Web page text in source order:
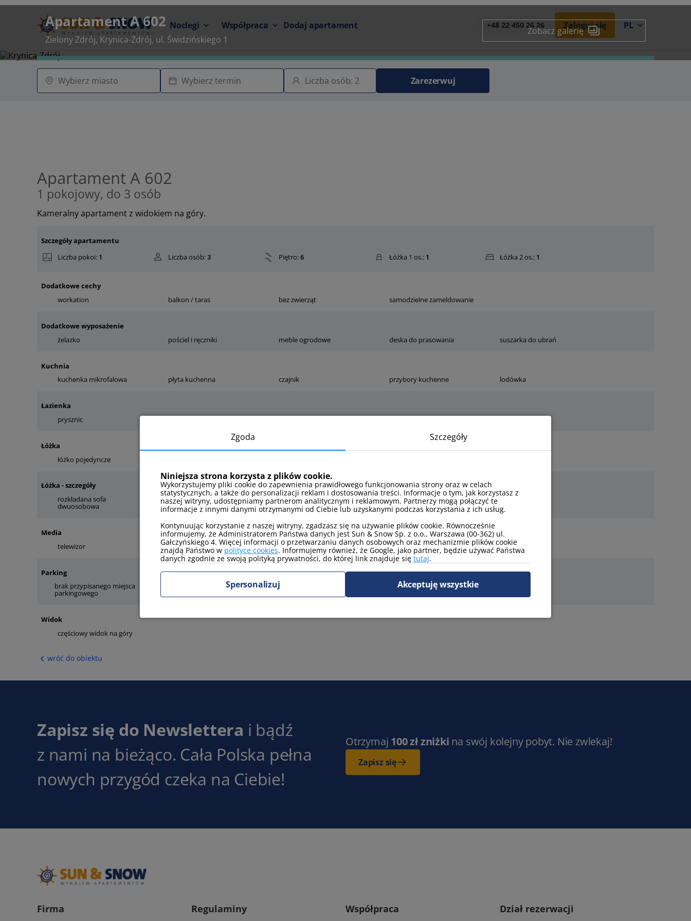
Noclegi Współpraca Dodaj apartament +48 22 450 26 26 Zaloguj się PL
Apartament A 602
Zielony Zdrój, Krynica-Zdrój, ul. Świdzińskiego 1
Zobacz galerię
Zarezerwuj
Apartament A 602
1 pokojowy, do 3 osób
Kameralny apartament z widokiem na góry.
Szczegóły apartamentu
Liczba pokoi: 1 Liczba osób:3 Piętro:6 Łóżka 1 os.: 1 Łóżka 2 os.: 1
Dodatkowe cechy
workation
balkon / taras bez zwierząt samodzielne zameldowanie
Dodatkowe wyposażenie
żelazko
pościel i ręczniki meble ogrodowe deska do prasowania suszarka do ubrań
Kuchnia
kuchenka mikrofalowa
płyta kuchenna czajnik przybory kuchenne lodówka
Łazienka
prysznic
Łóżka
łóżko pojedyncze
Łóżka - szczegóły
rozkładana sofa
dwuosobowa
Media
telewizor
internet TV kablowa/satelitarna
Parking
brak przypisanego miejsca
parkingowego
Widok
częściowy widok na góry
wróć do obiektu
Zapisz się do Newslettera i bądź
z nami na bieżąco. Cała Polska pełna
nowych przygód czeka na Ciebie!
Otrzymaj 100 zł zniżki na swój kolejny pobyt. Nie zwlekaj!
Zapisz się
Firma Regulaminy Współpraca Dział rezerwacji
Zgoda Szczegóły
Niniejsza strona korzysta z plików cookie.
Wykorzystujemy pliki cookie do zapewnienia prawidłowego funkcjonowania strony oraz w celach
statystycznych, a także do personalizacji reklam i dostosowania treści. Informacje o tym, jak korzystasz z
naszej witryny, udostępniamy partnerom analitycznym i reklamowym. Partnerzy mogą połączyć te
informacje z innymi danymi otrzymanymi od Ciebie lub uzyskanymi podczas korzystania z ich usług.
Kontynuując korzystanie z naszej witryny, zgadzasz się na używanie plików cookie. Równocześnie
informujemy, że Administratorem Państwa danych jest Sun & Snow Sp. z o.o., Warszawa (00-362) ul.
Gałczyńskiego 4. Więcej informacji o przetwarzaniu danych osobowych oraz mechanizmie plików cookie
znajdą Państwo w polityce cookies. Informujemy również, że Google, jako partner, będzie używać Państwa
danych zgodnie ze swoją polityką prywatności, do której link znajduje się tutaj.
Spersonalizuj Akceptuję wszystkie